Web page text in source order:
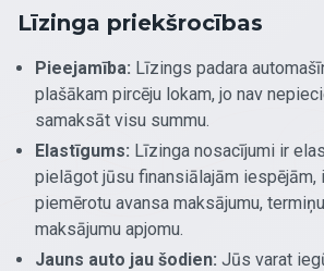
Līzinga priekšrocības
Pieejamība: Līzings padara
plašākam pircēju lokam, jo nav
samaksāt visu summu.
Elastīgums: Līzinga nosacījumi ir
pielāgot jūsu finansiālajām iespējām,
piemērotu avansa maksājumu,
maksājumu apjomu.
Jauns auto jau šodien: Jūs varat